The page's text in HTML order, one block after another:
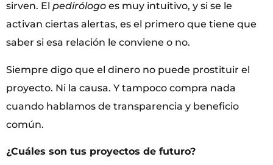
sirven. El pedirólogo es muy intuitivo, y si se le
activan ciertas alertas, es el primero que tiene que
saber si esa relación le conviene o no.
Siempre digo que el dinero no puede prostituir el
proyecto. Ni la causa. Y tampoco compra nada
cuando hablamos de transparencia y beneficio
común.
¿Cuáles son tus proyectos de futuro?